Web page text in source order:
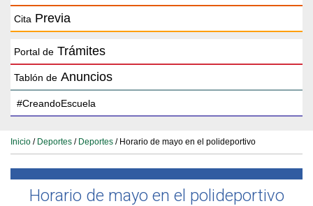
Cita Previa
Portal de Trámites
Tablón de Anuncios
Inicio / Deportes / Deportes / Horario de mayo en el polideportivo
Horario de mayo en el polideportivo